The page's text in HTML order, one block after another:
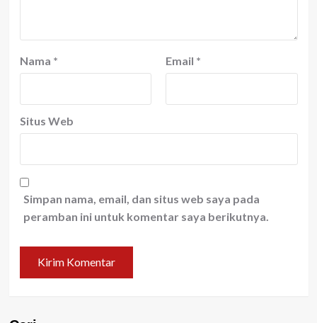
Nama * Email *
Situs Web
Simpan nama, email, dan situs web saya pada
peramban ini untuk komentar saya berikutnya.